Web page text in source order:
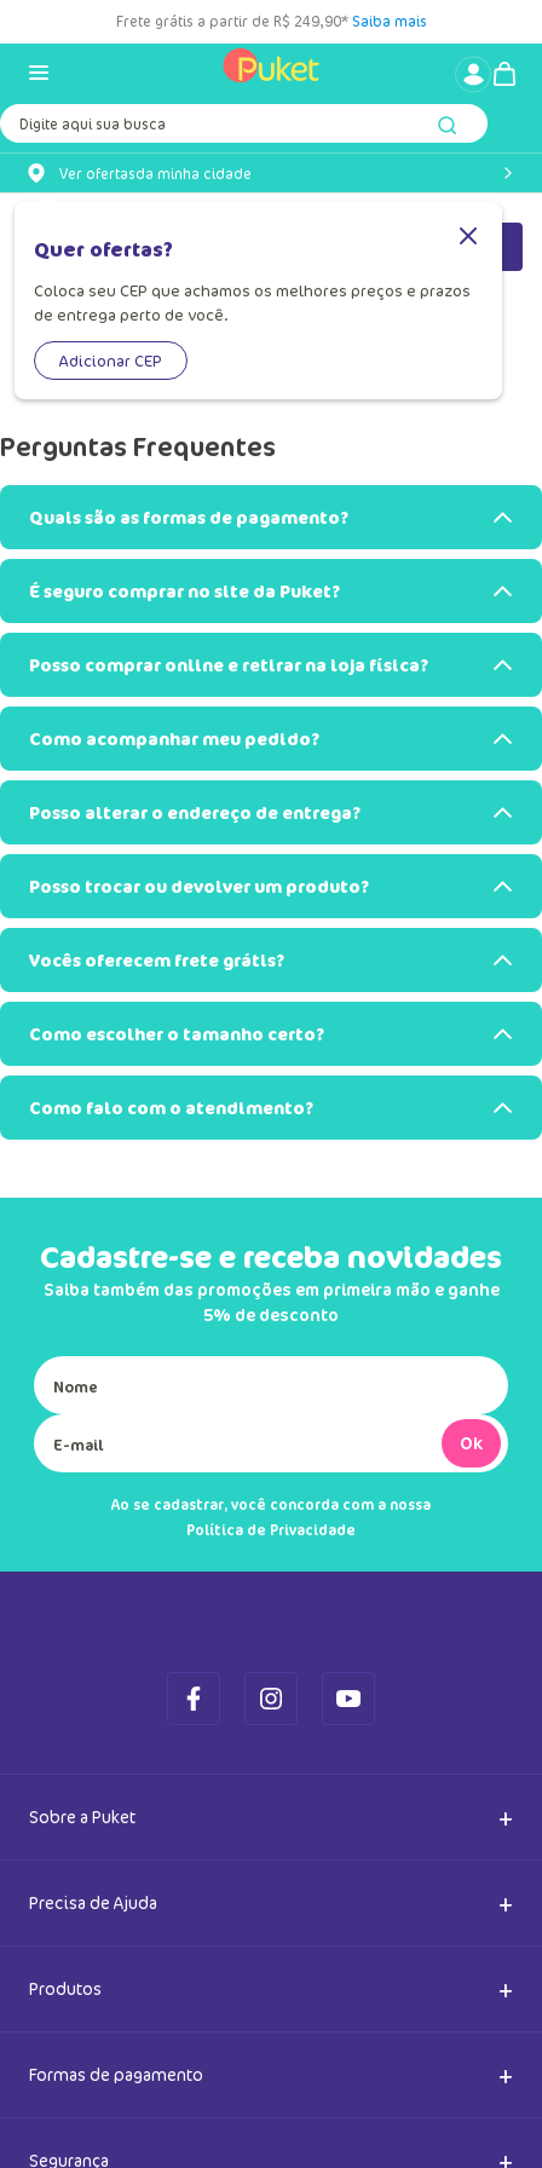
Frete grátis a partir de R$ 249,90* Saiba mais
Digite aqui sua busca
Ver ofertasda minha cidade
Quer ofertas?
Coloca seu CEP que achamos os melhores preços e prazos
de entrega perto de você.
Adicionar CEP
Relevância
Perguntas Frequentes
Quais são as formas de pagamento?
É seguro comprar no site da Puket?
Posso comprar online e retirar na loja física?
Como acompanhar meu pedido?
Posso alterar o endereço de entrega?
Posso trocar ou devolver um produto?
Vocês oferecem frete grátis?
Como escolher o tamanho certo?
Como falo com o atendimento?
Cadastre-se e receba novidades
Saiba também das promoções em primeira mão e ganhe
5% de desconto
Ok
Ao se cadastrar, você concorda com a nossa
Política de Privacidade
Sobre a Puket +
Quem somos
Meias do Bem
Precisa de Ajuda +
Dúvidas Frequentes
Como comprar
Produtos +
Acessórios
Formas de pagamento +
Segurança +